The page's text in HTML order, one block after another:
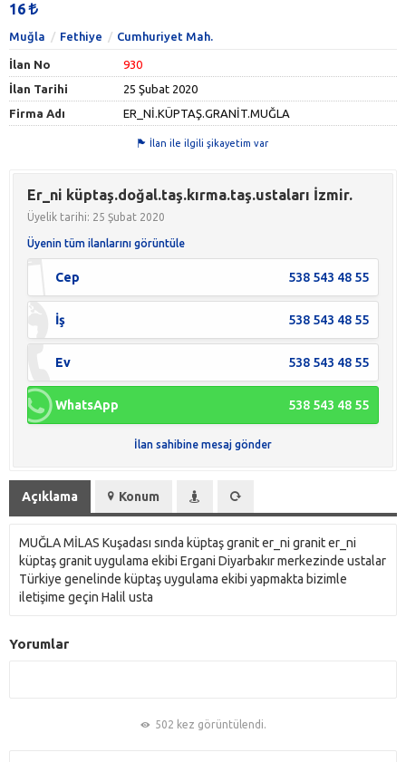
16
Muğla Fethiye Cumhuriyet Mah.
İlan No
930
İlan Tarihi
25 Şubat 2020
Firma Adı
ER_Nİ.KÜPTAŞ.GRANİT.MUĞLA
İlan ile ilgili şikayetim var
Er_ni küptaş.doğal.taş.kırma.taş.ustaları İzmir.
Üyelik tarihi: 25 Şubat 2020
Üyenin tüm ilanlarını görüntüle
Cep 538 543 48 55
İş 538 543 48 55
Ev 538 543 48 55
WhatsApp 538 543 48 55
İlan sahibine mesaj gönder
Açıklama Konum
MUĞLA MİLAS Kuşadası sında küptaş granit er_ni granit er_ni
küptaş granit uygulama ekibi Ergani Diyarbakır merkezinde ustalar
Türkiye genelinde küptaş uygulama ekibi yapmakta bizimle
iletişime geçin Halil usta
Yorumlar
502 kez görüntülendi.